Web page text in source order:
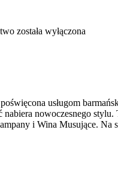
została wyłączona
usługom
nowoczesnego
i Wina Musujące.